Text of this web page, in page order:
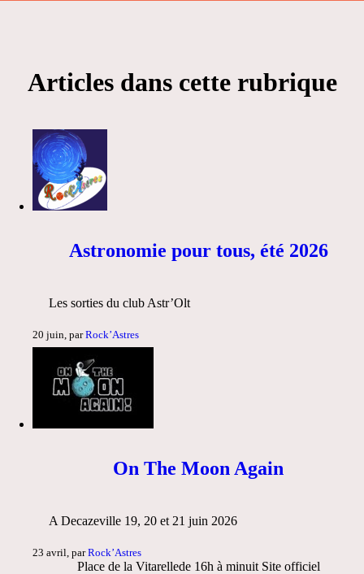
Articles dans cette rubrique
Astronomie pour tous, été 2026
Les sorties du club Astr’Olt
20 juin, parRock’Astres
On The Moon Again
A Decazeville 19, 20 et 21 juin 2026
23 avril, parRock’Astres
Place de la Vitarellede 16h à minuit Site officiel